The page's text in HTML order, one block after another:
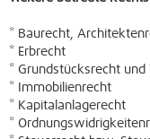
* Baurecht,
* Erbrecht
* Grundstücksrecht
* Immobilienrecht
* Kapitalanlagerecht
*